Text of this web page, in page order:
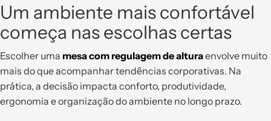
Um ambiente mais confortável
começa nas escolhas certas
Escolher uma mesa com regulagem de alturaenvolve muito
mais do que acompanhar tendências corporativas. Na
prática, a decisão impacta conforto, produtividade,
ergonomia e organização do ambiente no longo prazo.